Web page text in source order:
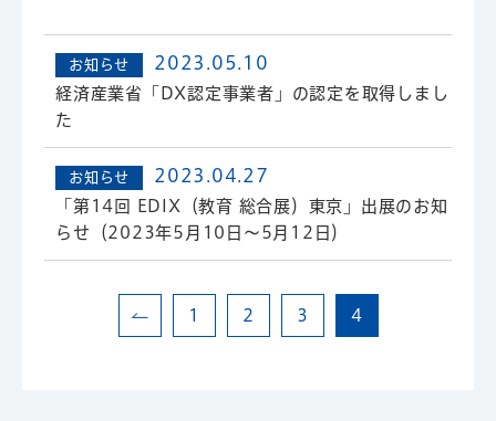
お知らせ 2023.05.10
経済産業省「DX認定事業者」の認定を取得しまし
た
お知らせ 2023.04.27
「第14回 EDIX（教育 総合展）東京」出展のお知
らせ（2023年5月10日～5月12日）
1 2 3 4